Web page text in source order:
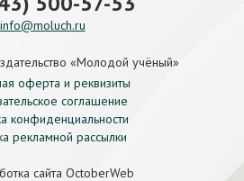
info@moluch.ru
«Молодой учёный»
оферта и реквизиты
соглашение
конфиденциальности
рекламной рассылки
сайта OctoberWeb